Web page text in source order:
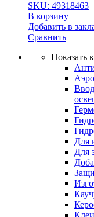
SKU: 49318463
В корзину
Добавить в
Сравнить
Показать
Для
Для